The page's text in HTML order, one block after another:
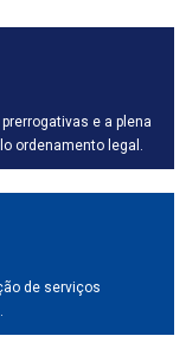
e a plena
ordenamento legal.
de serviços